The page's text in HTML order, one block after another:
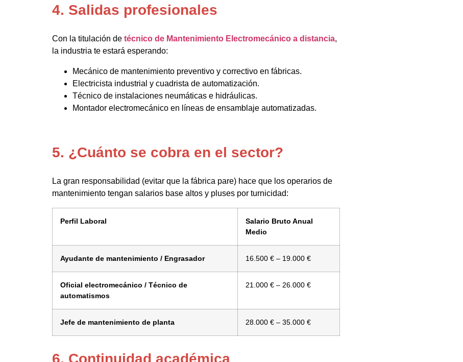
4. Salidas profesionales
Con la titulación de técnico de Mantenimiento Electromecánico a distancia,
la industria te estará esperando:
Mecánico de mantenimiento preventivo y correctivo en fábricas.
Electricista industrial y cuadrista de automatización.
Técnico de instalaciones neumáticas e hidráulicas.
Montador electromecánico en líneas de ensamblaje automatizadas.
5. ¿Cuánto se cobra en el sector?
La gran responsabilidad (evitar que la fábrica pare) hace que los operarios de
mantenimiento tengan salarios base altos y pluses por turnicidad:
Perfil Laboral
Salario Bruto Anual
Medio
Ayudante de mantenimiento / Engrasador 16.500 € – 19.000 €
Oficial electromecánico / Técnico de
automatismos
21.000 € – 26.000 €
Jefe de mantenimiento de planta 28.000 € – 35.000 €
6. Continuidad académica